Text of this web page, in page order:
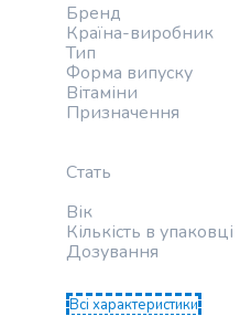
суміші
для
Крупи
крупа
Бобові
Кускус
Булгур
Бренд
Країна-виробник
Тип
Форма випуску
Вітаміни
Призначення
Стать
Вік
Кількість в упаковці
Дозування
Всі характеристики